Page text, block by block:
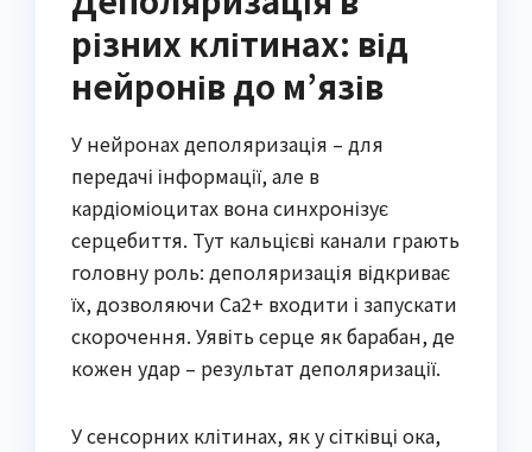
різних клітинах: від
нейронів до м’язів
У нейронах деполяризація – для
передачі інформації, але в
кардіоміоцитах вона синхронізує
серцебиття. Тут кальцієві канали грають
головну роль: деполяризація відкриває
їх, дозволяючи Ca2+ входити і запускати
скорочення. Уявіть серце як барабан, де
кожен удар – результат деполяризації.
У сенсорних клітинах, як у сітківці ока,